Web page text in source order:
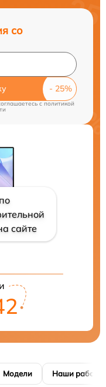
со
cполитикой
сайте
Модели Наши работы